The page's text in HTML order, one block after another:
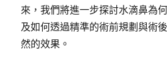
來，我們將進一步探討水滴鼻為
及如何透過精準的術前規劃與術
然的效果。